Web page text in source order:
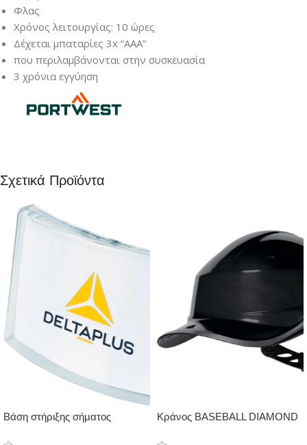
Φλας
Χρόνος λειτουργίας: 10 ώρες
Δέχεται μπαταρίες 3x “AAA”
που περιλαμβάνονται στην συσκευασία
3 χρόνια εγγύηση
Σχετικά Προϊόντα
Βάση στήριξης σήματος
Κράνος BASEBALL DIAMOND